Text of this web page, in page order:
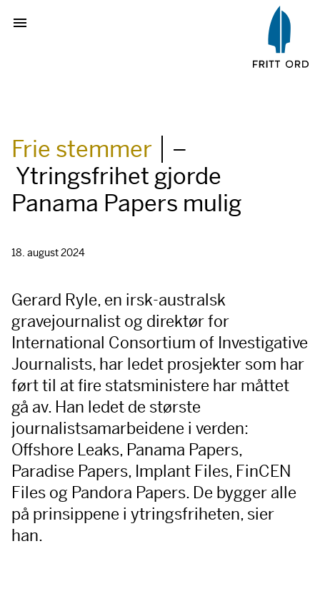
Frie stemmer
–
Ytringsfrihet gjorde
Panama Papers mulig
18. august 2024
Gerard Ryle, en irsk-australsk
gravejournalist og direktør for
International Consortium of Investigative
Journalists, har ledet prosjekter som har
ført til at fire statsministere har måttet
gå av. Han ledet de største
journalistsamarbeidene i verden:
Offshore Leaks, Panama Papers,
Paradise Papers, Implant Files, FinCEN
Files og Pandora Papers. De bygger alle
på prinsippene i ytringsfriheten, sier
han.